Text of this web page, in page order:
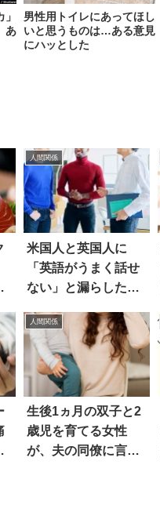
あ
男性用トイレにあってほし
いと思うものは…ある意見
にハッとした
人間関係
米国人と英国人に
「英語がうまく話せ
ない」と漏らした
人間関係
生後1ヵ月の双子と2
歳児を育てる女性
が、夫の同僚に言わ